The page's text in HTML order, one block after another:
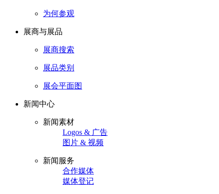
为何参观
展商与展品
展商搜索
展品类别
展会平面图
新闻中心
新闻素材
Logos & 广告
图片 & 视频
新闻服务
合作媒体
媒体登记